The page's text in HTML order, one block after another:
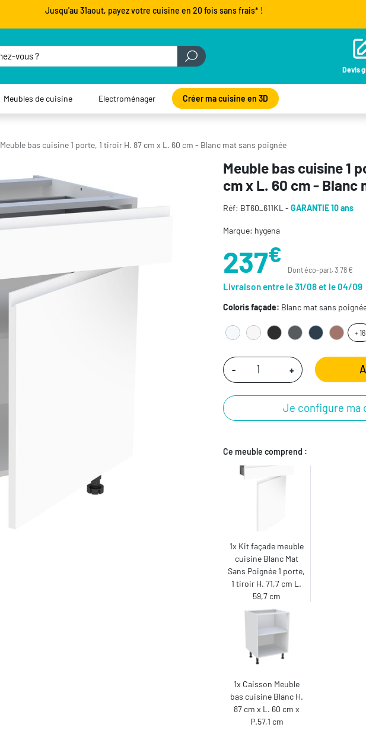
Jusqu'au 31aout, payez votre cuisine en 20 fois sans frais* !
Devis
Meubles de cuisine Electroménager Créer ma cuisine en 3D
Meuble bas cuisine 1 porte, 1 tiroir H. 87 cm x L. 60 cm - Blanc mat sans poignée
Meuble bas cuisine 1
cm x L. 60 cm - Blanc
Réf: BT60_611KL - GARANTIE 10 ans
Marque: hygena
237€
Dont éco-part. 3,78 €
Livraison entre le 31/08 et le 04/09
Coloris façade: Blanc mat sans
+ 16
- +
Je configure ma
Ce meuble comprend :
1x Kit façade meuble
cuisine Blanc Mat
Sans Poignée 1 porte,
1 tiroir H. 71,7 cm L.
59,7 cm
1x Caisson Meuble
bas cuisine Blanc H.
87 cm x L. 60 cm x
P.57,1 cm